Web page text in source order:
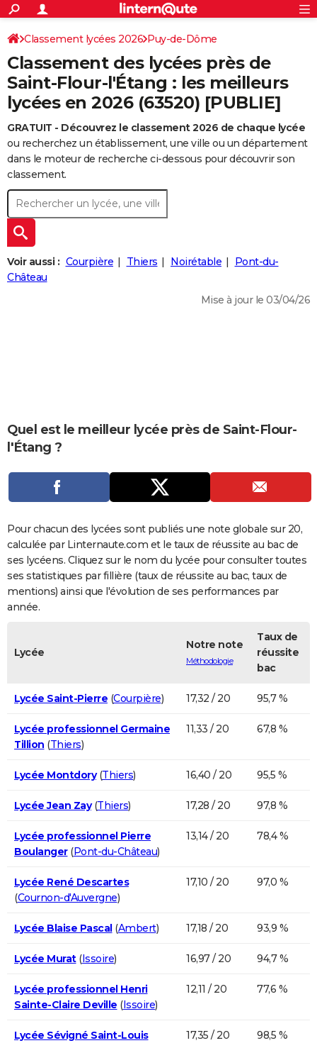
ACTUALITÉS
Politique
Société
Faits Divers
Education
Monde
Villes
+
SPORT
Coupe du monde 2026
Football
Tennis
Cyclisme
Rugby
Forum
CULTURE
Programme TV
TNT
Streaming
Cinéma
Sorties cinéma
Musique
+FINANCE
Retraite
Impôts
Epargne
Immobilier
Risques naturels par ville
Banque
Assurance
Crédit
AUTO
Essais
Réserver un essai
Citadines
Berlines
SUV
Forum auto
+
HIGH-TECH
BRICOLAGE
Forum
Aménagement intérieur
Extérieur
Cuisine
Salle de bains
Jardinage
Rangement
+WEEK-END
Guides de France
Escapades
Patrimoine
Expositions
Musées
Week-end nature
+
LIFESTYLE
Art de vivre
Bien-être
Loisirs
Mode
Modes de vie
+SANTE
Carte de Noël
Carte Bonne année
Carte Saint-Valentin
Carte Pâques
Carte d'anniversaire
DICTIONNAIRE
Dictionnaire
Biographies
Citations
Expressions
Proverbes
PROGRAMME TV
S'inscrire
Se connecter
Lycées
Collèges
Primaires
Universités
Entreprises
Service militaire
Avis de recherche
AVIS DE DÉCÈS
FORUM
Bricolage
Lifestyle
Culture
Sport
Auto
Television
Voyage
Cinema
S'inscrire
Connexion
Classement lycées 2026 Puy-de-Dôme
Classement des lycées près de
Saint-Flour-l'Étang : les meilleurs
lycées en 2026 (63520) [PUBLIE]
GRATUIT - Découvrez le classement 2026 de chaque lycée
ou recherchez un établissement, une ville ou un département
dans le moteur de recherche ci-dessous pour découvrir son
classement.
Voir aussi : Courpière Thiers Noirétable
Pont-du-
Château
Mise à jour le 03/04/26
Quel est le meilleur lycée près de Saint-Flour-
l'Étang ?
Pour chacun des lycées sont publiés une note globale sur 20,
calculée par Linternaute.com et le taux de réussite au bac de
ses lycéens. Cliquez sur le nom du lycée pour consulter toutes
ses statistiques par fillière (taux de réussite au bac, taux de
mentions) ainsi que l'évolution de ses performances par
année.
Lycée
Notre note
Méthodologie
Taux de
réussite
bac
Lycée Saint-Pierre (Courpière) 17,32 / 20 95,7 %
Lycée professionnel Germaine
Tillion (Thiers)
11,33 / 20 67,8 %
Lycée Montdory(Thiers) 16,40 / 20 95,5 %
Lycée Jean Zay(Thiers) 17,28 / 20 97,8 %
Lycée professionnel Pierre
Boulanger(Pont-du-Château)
13,14 / 20 78,4 %
Lycée René Descartes
(Cournon-d'Auvergne)
17,10 / 20 97,0 %
Lycée Blaise Pascal(Ambert) 17,18 / 20 93,9 %
Lycée Murat(Issoire) 16,97 / 20 94,7 %
Lycée professionnel Henri
Sainte-Claire Deville (Issoire)
12,11 / 20 77,6 %
Lycée Sévigné Saint-Louis
17,35 / 20 98,5 %